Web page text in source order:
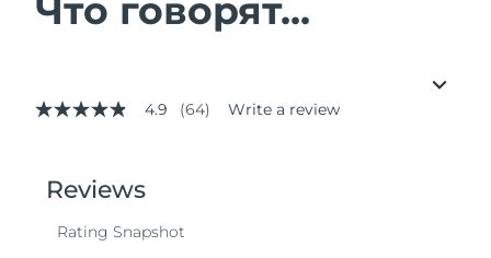
Что говорят...
4.9
stars,
average
value.
4.9 (64) Write a review